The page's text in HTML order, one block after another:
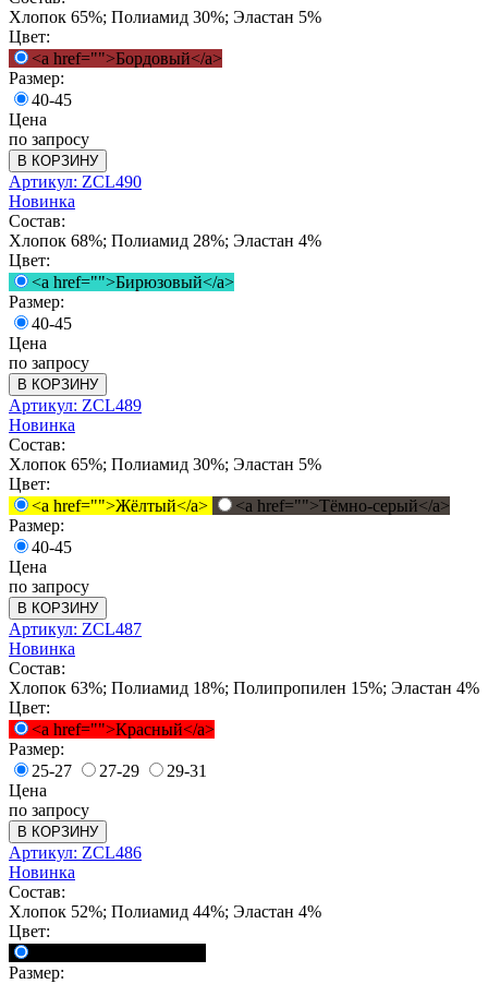
Хлопок 65%; Полиамид 30%; Эластан 5%
Цвет:
<a href="">Бордовый</a>
Размер:
40-45
Цена
по запросу
В КОРЗИНУ
Артикул: ZCL490
Новинка
Состав:
Хлопок 68%; Полиамид 28%; Эластан 4%
Цвет:
<a href="">Бирюзовый</a>
Размер:
40-45
Цена
по запросу
В КОРЗИНУ
Артикул: ZCL489
Новинка
Состав:
Хлопок 65%; Полиамид 30%; Эластан 5%
Цвет:
<a href="">Жёлтый</a>
<a href="">Тёмно-серый</a>
Размер:
40-45
Цена
по запросу
В КОРЗИНУ
Артикул: ZCL487
Новинка
Состав:
Хлопок 63%; Полиамид 18%; Полипропилен 15%; Эластан 4%
Цвет:
<a href="">Красный</a>
Размер:
25-27
27-29
29-31
Цена
по запросу
В КОРЗИНУ
Артикул: ZCL486
Новинка
Состав:
Хлопок 52%; Полиамид 44%; Эластан 4%
Цвет:
Размер: